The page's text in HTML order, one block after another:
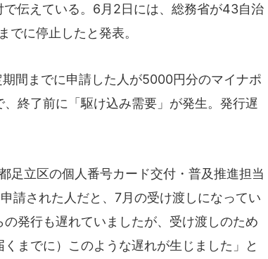
伝えている。6月2日には、総務省が43自治
でに停止したと発表。
間までに申請した人が5000円分のマイナポ
終了前に「駆け込み需要」が発生。発行遅
立区の個人番号カード交付・普及推進担当
請された人だと、7月の受け渡しになってい
発行も遅れていましたが、受け渡しのため
までに）このような遅れが生じました」と